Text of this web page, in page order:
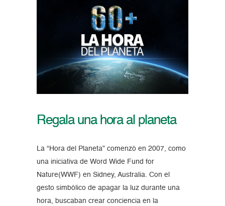
Regala una hora al planeta
La “Hora del Planeta” comenzó en 2007, como
una iniciativa de Word Wide Fund for
Nature(WWF) en Sidney, Australia. Con el
gesto simbólico de apagar la luz durante una
hora, buscaban crear conciencia en la